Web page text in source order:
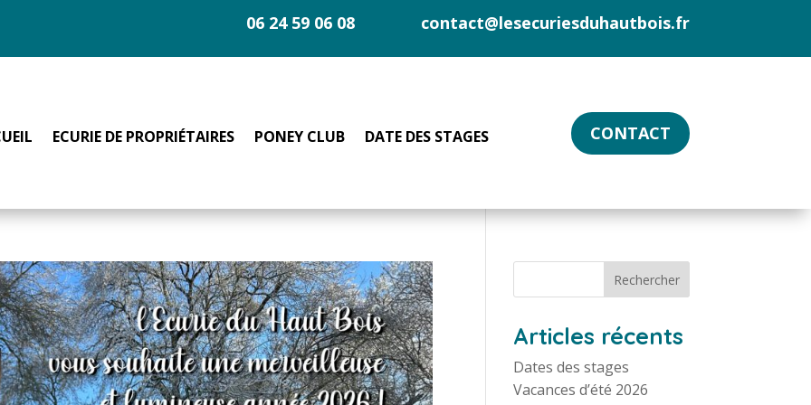
06 24 59 06 08 contact@lesecuriesduhautbois.fr
ECURIE DE PROPRIÉTAIRES PONEY CLUB DATE DES STAGES CONTACT
Articles récents
Dates des stages
Vacances d’été 2026